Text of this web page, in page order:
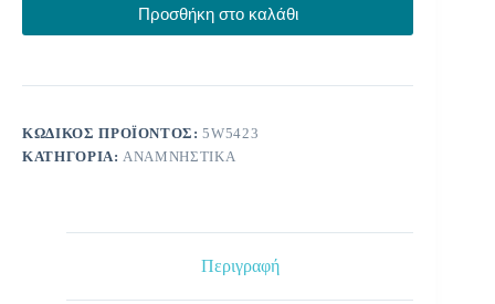
Προσθήκη στο καλάθι
ΚΩΔΙΚΌΣ ΠΡΟΪΌΝΤΟΣ:5W5423
ΚΑΤΗΓΟΡΊΑ:ΑΝΑΜΝΗΣΤΙΚΆ
Περιγραφή